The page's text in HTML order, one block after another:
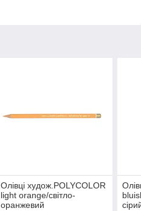
Олівці худож.POLYCOLOR
light orange/світло-
оранжевий